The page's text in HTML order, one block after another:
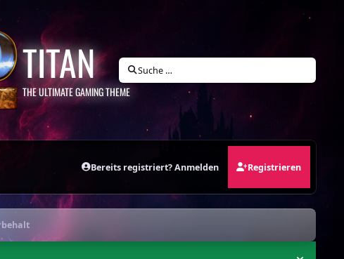
TITAN
THE ULTIMATE GAMING THEME
Suche …
Bereits registriert? Anmelden Registrieren